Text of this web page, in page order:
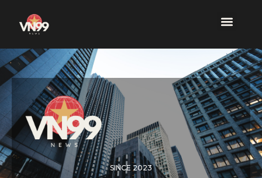
SINCE 2023